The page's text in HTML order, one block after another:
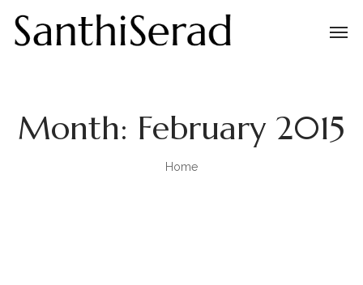
Month: February 2015
Home